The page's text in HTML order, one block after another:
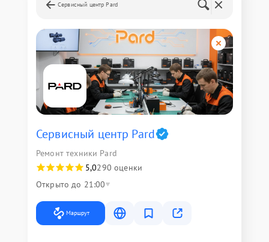
Сервисный центр Pard
Сервисный центр Pard
Ремонт техники Pard
5,0290 оценки
Открыто до 21:00
Маршрут